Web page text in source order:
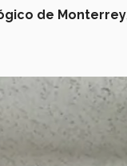
de Monterrey